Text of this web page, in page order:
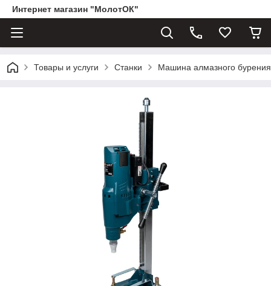
Интернет магазин "МолотОК"
Товары и услуги Станки Машина алмазного